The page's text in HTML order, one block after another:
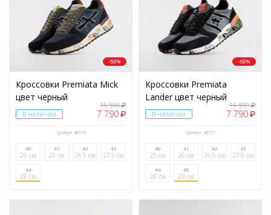
-50%
Кроссовки Premiata Mick
цвет черный
В наличии
15 590₽
7 790₽
Артикул: 46918
40
25 см.
41
26 см.
42
26.5 см.
43
27.5 см.
44
28 см.
-50%
Кроссовки Premiata
Lander цвет черный
В наличии
15 590₽
7 790₽
Артикул: 46757
40
25 см.
41
26 см.
42
26.5 см.
43
27.5 см.
44
28 см.
45
29 см.